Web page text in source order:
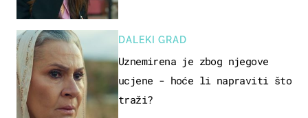
DALEKI GRAD
Uznemirena je zbog njegove
ucjene - hoće li napraviti što
traži?